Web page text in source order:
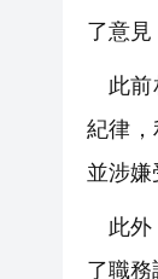
了意見
此
紀律
並涉嫌
此
了職務